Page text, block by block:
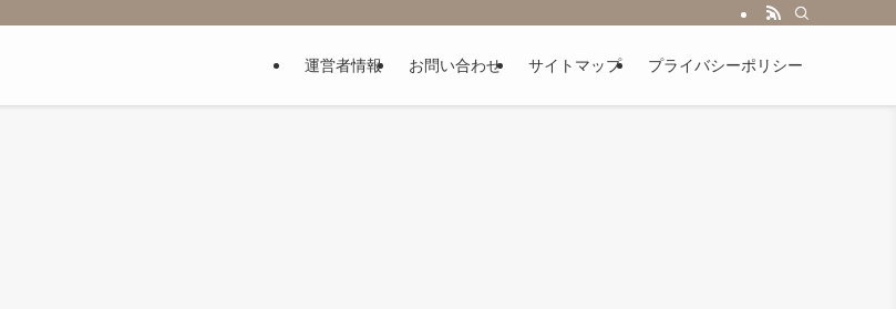
運営者情報 お問い合わせ サイトマップ プライバシーポリシー